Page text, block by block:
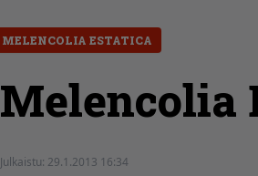
MELENCOLIA ESTATICA
Melencolia
Julkaistu: 29.1.2013 16:34